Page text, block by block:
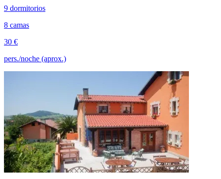
9 dormitorios
8 camas
30 €
pers./noche (aprox.)